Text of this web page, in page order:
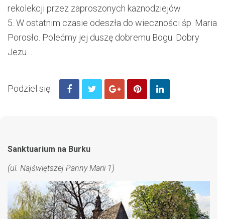
rekolekcji przez zaproszonych kaznodziejów.
5. W ostatnim czasie odeszła do wieczności śp. Maria
Porosło. Polećmy jej duszę dobremu Bogu. Dobry
Jezu…
Podziel się:
Sanktuarium na Burku
(ul. Najświętszej Panny Marii 1)